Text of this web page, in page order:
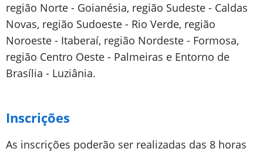
região Norte - Goianésia, região Sudeste - Caldas
Novas, região Sudoeste - Rio Verde, região
Noroeste - Itaberaí, região Nordeste - Formosa,
região Centro Oeste - Palmeiras e Entorno de
Brasília - Luziânia.
Inscrições
As inscrições poderão ser realizadas das 8 horas